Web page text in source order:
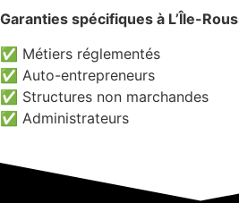
Garanties spécifiques à L’Île-
✅ Métiers réglementés
✅ Auto-entrepreneurs
✅ Structures non marchandes
✅ Administrateurs